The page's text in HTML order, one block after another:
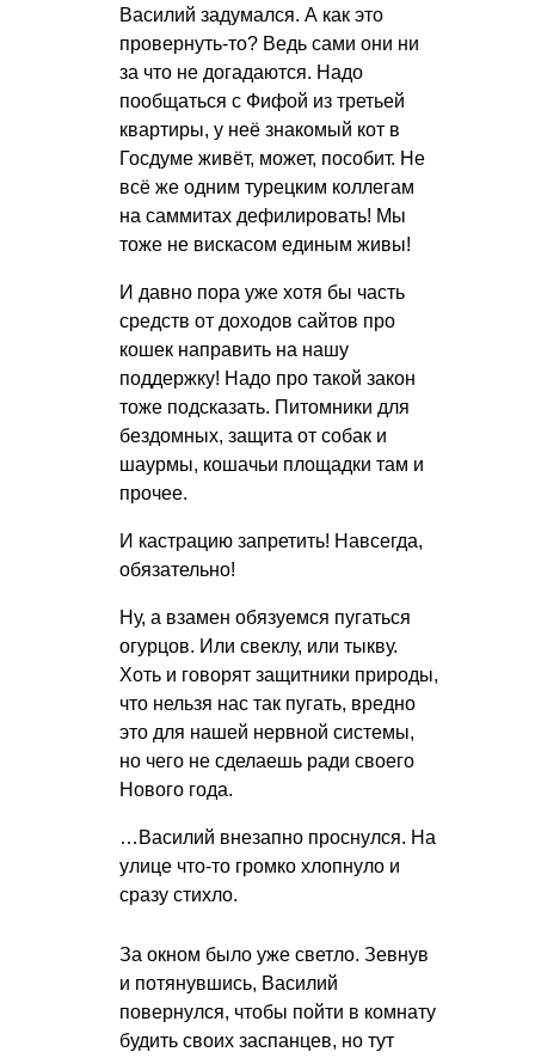
Василий задумался. А как это
провернуть-то? Ведь сами они ни
за что не догадаются. Надо
пообщаться с Фифой из третьей
квартиры, у неё знакомый кот в
Госдуме живёт, может, пособит. Не
всё же одним турецким коллегам
на саммитах дефилировать! Мы
тоже не вискасом единым живы!
И давно пора уже хотя бы часть
средств от доходов сайтов про
кошек направить на нашу
поддержку! Надо про такой закон
тоже подсказать. Питомники для
бездомных, защита от собак и
шаурмы, кошачьи площадки там и
прочее.
И кастрацию запретить! Навсегда,
обязательно!
Ну, а взамен обязуемся пугаться
огурцов. Или свеклу, или тыкву.
Хоть и говорят защитники природы,
что нельзя нас так пугать, вредно
это для нашей нервной системы,
но чего не сделаешь ради своего
Нового года.
…Василий внезапно проснулся. На
улице что-то громко хлопнуло и
сразу стихло.
За окном было уже светло. Зевнув
и потянувшись, Василий
повернулся, чтобы пойти в комнату
будить своих заспанцев, но тут